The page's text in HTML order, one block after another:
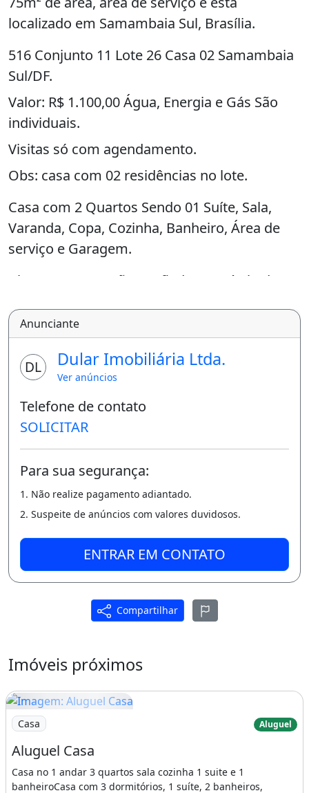
localizado em Samambaia Sul, Brasília.
516 Conjunto 11 Lote 26 Casa 02 Samambaia
Sul/DF.
Valor: R$ 1.100,00 Água, Energia e Gás São
individuais.
Visitas só com agendamento.
Obs: casa com 02 residências no lote.
Casa com 2 Quartos Sendo 01 Suíte, Sala,
Varanda, Copa, Cozinha, Banheiro, Área de
serviço e Garagem.
Alugue com caução; ou fiador; ou título de
Seguro Incêndio anual obrigatório.
A Dular reserva-se ao direito de solicitar todo
e qualquer documento que julgar necessário
para comprovar as informações
apresentadas.
Para outros esclarecimentos entre em
contato conosco!
Fixo
- Celular e Whatsapp
Acompanhe nosso Facebook e Instagram:
@dularimobiliaria
Estamos localizados à QS 308 Conjunto 07
Lote 07 1º Andar
CEP: 72.306-527
Varanda Área de serviço
Anunciante
DL Dular Imobiliária Ltda.
Ver anúncios
Telefone de contato
SOLICITAR
Para sua segurança:
1. Não realize pagamento adiantado.
2. Suspeite de anúncios com valores duvidosos.
ENTRAR EM CONTATO
Compartilhar
Imóveis próximos
Imagem: Aluguel Casa
Casa Aluguel
Aluguel Casa
Casa no 1 andar 3 quartos sala cozinha 1 suite e 1
banheiroCasa com 3 dormitórios, 1 suíte, 2 banheiros,